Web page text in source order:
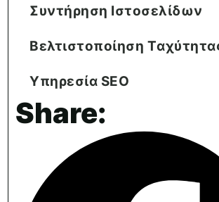
Συντήρηση Ιστοσελίδων
Βελτιστοποίηση
Υπηρεσία SEO
Share: